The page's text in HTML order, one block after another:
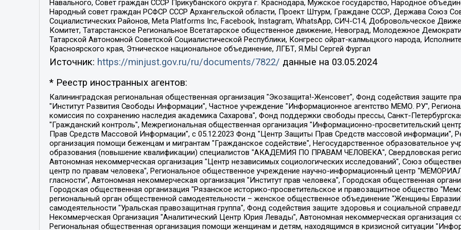
Навального, Совет граждан СССР Прикубанского округа г. Краснодара, Мужское государство, Народное
Народный совет граждан РСФСР СССР Архангельской области, Проект Штурм, Граждане СССР, Держава Союз
Социалистических Районов, Meta Platforms Inc, Facebook, Instagram, WhatsApp, СИЧ-С14, Добровольческое
Комитет, Татарстанское Региональное Всетатарское общественное движение, Невоград, Молодежное
Татарской Автономной Советской Социалистической Республики, Конгресс ойрат-калмыцкого народа,
Красноярского края, Этническое национальное объединение, ЛГБТ, Я.МЫ Сергей Фургал
Источник: https://minjust.gov.ru/ru/documents/7822/ данные на 03.05.2024
* Реестр иностранных агентов:
Калининградская региональная общественная организация "Экозащита!-Женсовет", Фонд содействия защите прав и свобод граждан "Общественный вердикт", Фонд "Институт Развития Свободы Информации", Частное учреждение "Информационное агентство МЕМО. РУ", Региональная общественная организация "Общественная комиссия по сохранению наследия академика Сахарова", Фонд поддержки свободы прессы, Санкт-Петербургская общественная правозащитная организация "Гражданский контроль", Межрегиональная общественная организация "Информационно-просветительский центр "Мемориал", Региональный Фонд "Центр Защиты Прав Средств Массовой Информации", с 05.12.2023 Фонд "Центр Защиты Прав Средств массовой информации", Региональная общественная благотворительная организация помощи беженцам и мигрантам "Гражданское содействие", Негосударственное образовательное учреждение дополнительного профессионального образования (повышение квалификации) специалистов "АКАДЕМИЯ ПО ПРАВАМ ЧЕЛОВЕКА", Свердловская региональная общественная организация "Сутяжник", Автономная некоммерческая организация "Центр независимых социологических исследований", Союз общественных объединений "Российский исследовательский центр по правам человека", Региональное общественное учреждение научно-информационный центр "МЕМОРИАЛ", Некоммерческая организация "Фонд защиты гласности", Автономная некоммерческая организация "Институт прав человека", Городская общественная организация "Екатеринбургское общество "МЕМОРИАЛ", Городская общественная организация "Рязанское историко-просветительское и правозащитное общество "Мемориал" (Рязанский Мемориал), Челябинский региональный орган общественной самодеятельности – женское общественное объединение "Женщины Евразии", Челябинский региональный орган общественной самодеятельности "Уральская правозащитная группа", Фонд содействия защите здоровья и социальной справедливости имени Андрея Рылькова, Автономная Некоммерческая Организация "Аналитический Центр Юрия Левады", Автономная некоммерческая организация социальной поддержки населения "Проект Апрель", Региональная общественная организация помощи женщинам и детям, находящимся в кризисной ситуации "Информационно-методический центр "Анна", Фонд содействия развитию массовых коммуникаций и правовому просвещению "Так-так-Так", Фонд содействия устойчивому развитию "Серебряная тайга", Свердловский региональный общественный фонд социальных проектов "Новое время", "Idel.Реалии", Кавказ.Реалии, Крым.Реалии, Телеканал Настоящее Время, Татаро-башкирская служба Радио Свобода (Azatliq Radiosi), Радио Свободная Европа/Радио Свобода (PCE/PC), "Сибирь.Реалии", "Фактограф", Благотворительный фонд помощи осужденным и их семьям, Автономная некоммерческая организация "Институт глобализации и социальных движений", Фонд "В защиту прав заключенных", Частное учреждение "Центр поддержки и содействия развитию средств массовой информации", Пензенский региональный общественный благотворительный фонд "Гражданский союз", "Север.Реалии", Некоммерческая организация Фонд "Правовая инициатива", Общество с ограниченной ответственностью "Радио Свободная Европа/Радио Свобода", Чешское информационное агентство "MEDIUM-ORIENT", Красноярская региональная общественная организация "Мы против СПИДа", Камалягин Денис Николаевич, Маркелов Сергей Евгеньевич, Пономарев Лев Александрович, Савицкая Людмила Алексеевна, Автономная некоммерческая организация "Центр по работе с проблемой насилия "НАСИЛИЮ.НЕТ", Межрегиональный профессиональный союз работников здравоохранения "Альянс врачей", Юридическое лицо, зарегистрированное в Латвийской Республике, SIA "Medusa Project" (регистрационный номер 40103797863, дата регистрации 10.06.2014), Некоммерческая организация "Фонд по борьбе с коррупцией", Автономная некоммерческая организация "Институт права и публичной политики", Баданин Роман Сергеевич, Гликин Максим Александрович, Железнова Мария Михайловна, Лукьянова Юлия Сергеевна, Маетная Елизавета Витальевна, Маняхин Петр Борисович, Чуракова Ольга Владимировна, Ярош Юлия Петровна, Юридическое лицо "The Insider SIA", зарегистрированное в Риге, Латвийская Республика (дата регистрации 26.06.2015), являющееся администратором доменного имени интернет-издания "The Insider SIA", https://theins.ru, Постернак Алексей Евгеньевич, Рубин Михаил Аркадьевич, Анин Роман Александрович, Юридическое лицо Istories fonds, зарегистрированное в Латвийской Республике (регистрационный номер 50008295751, дата регистрации 24.02.2020), Великовский Дмитрий Александрович, Долинина Ирина Николаевна, Мароховская Алеся Алексеевна, Шлейнов Роман Юрьевич, Шмагун Олеся Валентиновна, Общество с ограниченной ответственностью "Альтаир 2021", Общество с ограниченной ответственностью "Вега 2021", Общество с ограниченной ответственностью "Главный редактор 2021", Общество с ограниченной ответственностью "Ромашки монолит", Важенков Артем Валерьевич, Ивановская областная общественная организация "Центр гендерных исследований", Гурман Юрий Альбертович, Медиапроект "ОВД-Инфо", Егоров Владимир Владимирович, Жилинский Владимир Александрович, Общество с ограниченной ответственностью "ЗП", Иванова София Юрьевна, Карезина Инна Павловна, Кильтау Екатерина Викторовна, Петров Алексей Викторович, Пискунов Сергей Евгеньевич, Смирнов Сергей Сергеевич, Тихонов Михаил Сергеевич, Общество с ограниченной ответственностью "ЖУРНАЛИСТ-ИНОСТРАННЫЙ АГЕНТ", Арапова Галина Юрьевна, Вольтская Татьяна Анатольевна, Американская компания "Mason G.E.S. Anonymous Foundation" (США), являющаяся владельцем интернет-издания https://mnews.world/, Компания "Stichting Bellingcat", зарегистрированная в Нидерландах (дата регистрации 11.07.2018), Захаров Андрей Вячеславович, Клепиковская Екатерина Дмитриевна, Общество с ограниченной ответственностью "МЕМО", Перл Роман Александрович, Симонов Евгений Алексеевич, Соловьева Елена Анатольевна, Сотников Даниил Владимирович, Сурначева Елизавета Дмитриевна, Автономная некоммерческая организация по защите прав человека и информированию населения "Якутия – Наше Мнение", Общество с ограниченной ответственностью "Москоу диджитал медиа", с 26.01.2023 Общество с ограниченной ответственностью "Чайка Белые сады", Ветошкина Валерия Валерьевна, Заговора Максим Александрович, Межрегиональное общественное движение "Российская ЛГБТ - сеть", Оленичев Максим Владимирович, Павлов Иван Юрьевич, Скворцова Елена Сергеевна, Общество с ограниченной ответственностью "Как бы инагент", Кочетков Игорь Викторович, Общество с ограниченной ответственностью "Честные выборы", Еланчик Олег Александрович, Общество с ограниченной ответственностью "Нобелевский призыв", Гималова Регина Эмилевна, Григорьев Андрей Валерьевич, Григорьева Алина Александровна, Ассоциация по содействию защите прав призывников, альтернативнослужащих и военнослужащих "Правозащитная группа